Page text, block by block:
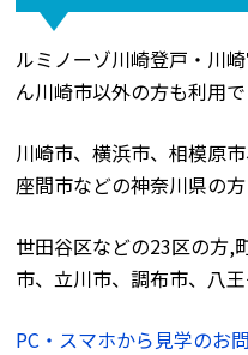
ルミノーゾ川崎登戸・川
ん川崎市以外の方も利用で
川崎市、横浜市、相模原
座間市などの神奈川県の方
世田谷区などの23区の方,
市、立川市、調布市、八
PC・スマホから見学のお